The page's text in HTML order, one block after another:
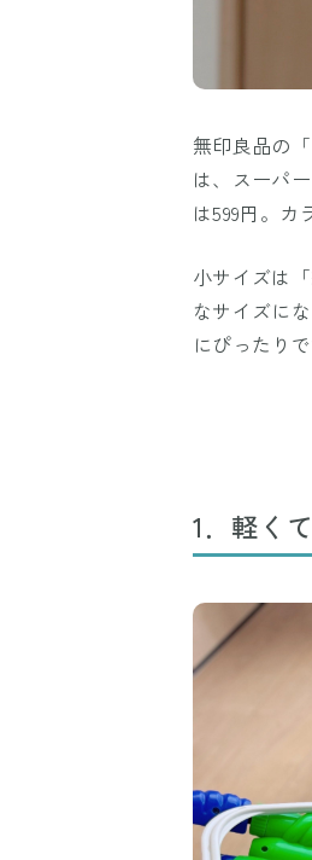
無印良品の
は、スーパ
は599円。カ
小サイズは
なサイズに
にぴったりで
1．軽く